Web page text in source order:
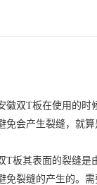
徽双T板在使用的时
免会产生裂缝，就
T板其表面的裂缝是
免裂缝的产生的。